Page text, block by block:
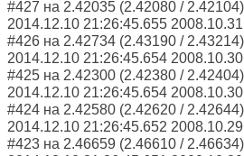
#427 на 2.42035 (2.42080 / 2.42104)
2014.12.10 21:26:45.655
#426 на 2.42734 (2.43190 / 2.43214)
2014.12.10 21:26:45.654
#425 на 2.42300 (2.42380 / 2.42404)
2014.12.10 21:26:45.654
#424 на 2.42580 (2.42620 / 2.42644)
2014.12.10 21:26:45.652
#423 на 2.46659 (2.46610 / 2.46634)